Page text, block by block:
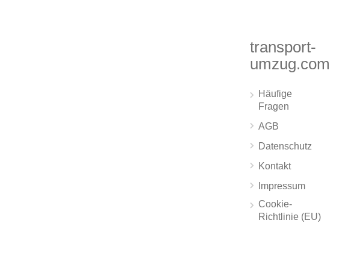
transport-
umzug.com
Häufige
Fragen
AGB
Datenschutz
Kontakt
Impressum
Cookie-
Richtlinie (EU)